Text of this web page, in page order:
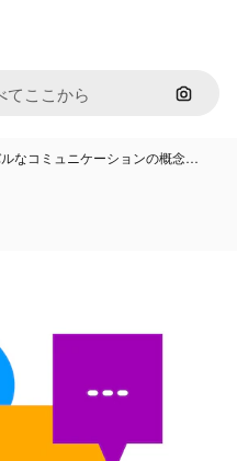
画像で
なコミュニケーションの概念…